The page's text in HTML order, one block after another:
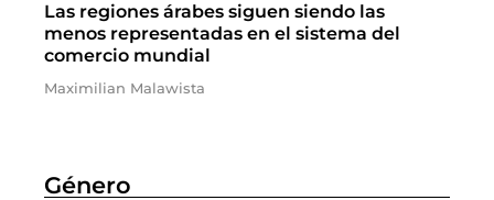
Las regiones árabes siguen siendo las
menos representadas en el sistema del
comercio mundial
Maximilian Malawista
Género